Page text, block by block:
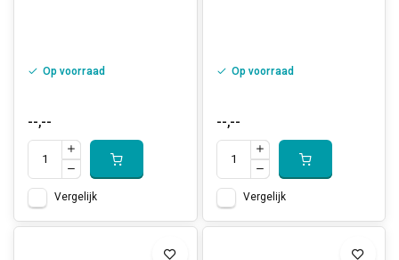
Op voorraad
--,--
Vergelijk
Op voorraad
--,--
Vergelijk